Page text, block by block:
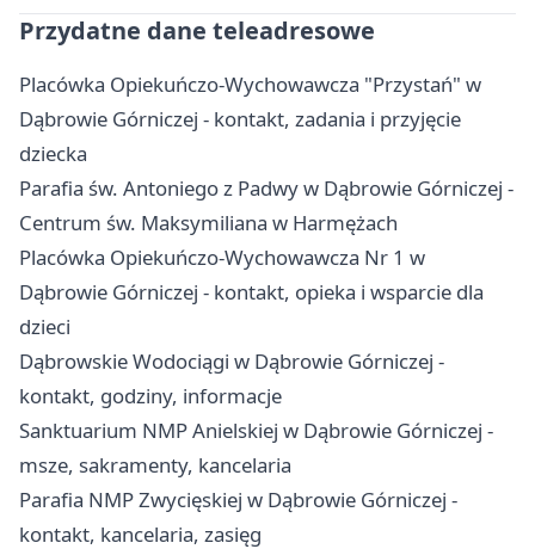
Przydatne dane teleadresowe
Placówka Opiekuńczo-Wychowawcza "Przystań" w
Dąbrowie Górniczej - kontakt, zadania i przyjęcie
dziecka
Parafia św. Antoniego z Padwy w Dąbrowie Górniczej -
Centrum św. Maksymiliana w Harmężach
Placówka Opiekuńczo-Wychowawcza Nr 1 w
Dąbrowie Górniczej - kontakt, opieka i wsparcie dla
dzieci
Dąbrowskie Wodociągi w Dąbrowie Górniczej -
kontakt, godziny, informacje
Sanktuarium NMP Anielskiej w Dąbrowie Górniczej -
msze, sakramenty, kancelaria
Parafia NMP Zwycięskiej w Dąbrowie Górniczej -
kontakt, kancelaria, zasięg